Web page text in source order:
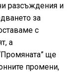
разсъждения и
за
с
а
ще
промени,